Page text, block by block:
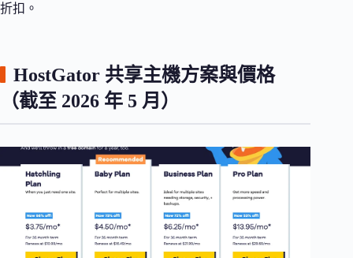
折扣。
HostGator 共享主機方案與價格
（截至 2026 年 5 月）